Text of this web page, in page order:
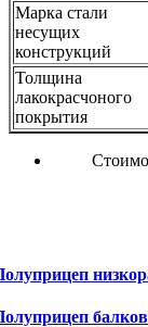
Марка стали
несущих
конструкций
Толщина
лакокрасчоного
покрытия